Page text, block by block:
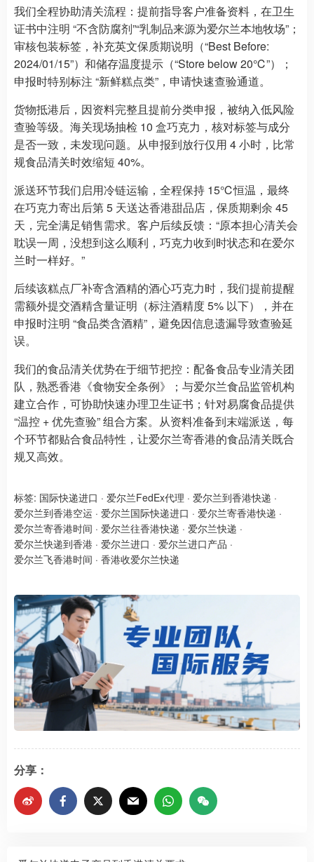
我们全程协助清关流程：提前指导客户准备资料，在卫生
证书中注明 “不含防腐剂”“乳制品来源为爱尔兰本地牧场”；
审核包装标签，补充英文保质期说明（“Best Before:
2024/01/15”）和储存温度提示（“Store below 20℃”）；
申报时特别标注 “新鲜糕点类”，申请快速查验通道。
货物抵港后，因资料完整且提前分类申报，被纳入低风险
查验等级。海关现场抽检 10 盒巧克力，核对标签与成分
是否一致，未发现问题。从申报到放行仅用 4 小时，比常
规食品清关时效缩短 40%。
派送环节我们启用冷链运输，全程保持 15℃恒温，最终
在巧克力寄出后第 5 天送达香港甜品店，保质期剩余 45
天，完全满足销售需求。客户后续反馈：“原本担心清关会
耽误一周，没想到这么顺利，巧克力收到时状态和在爱尔
兰时一样好。”
后续该糕点厂补寄含酒精的酒心巧克力时，我们提前提醒
需额外提交酒精含量证明（标注酒精度 5% 以下），并在
申报时注明 “食品类含酒精”，避免因信息遗漏导致查验延
误。
我们的食品清关优势在于细节把控：配备食品专业清关团
队，熟悉香港《食物安全条例》；与爱尔兰食品监管机构
建立合作，可协助快速办理卫生证书；针对易腐食品提供
“温控 + 优先查验” 组合方案。从资料准备到末端派送，每
个环节都贴合食品特性，让爱尔兰寄香港的食品清关既合
规又高效。
标签: 国际快递进口 · 爱尔兰FedEx代理 · 爱尔兰到香港快递 ·
爱尔兰到香港空运 · 爱尔兰国际快递进口 · 爱尔兰寄香港快递 ·
爱尔兰寄香港时间 · 爱尔兰往香港快递 · 爱尔兰快递 ·
爱尔兰快递到香港 · 爱尔兰进口 · 爱尔兰进口产品 ·
爱尔兰飞香港时间 · 香港收爱尔兰快递
分享：